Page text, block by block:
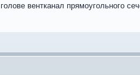
вентканал прямоугольного